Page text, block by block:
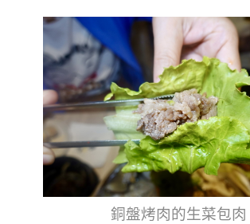
銅盤烤肉的生菜包肉